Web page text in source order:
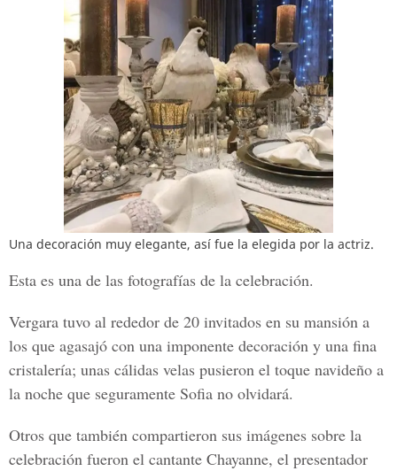
Una decoración muy elegante, así fue la elegida por la actriz.
Esta es una de las fotografías de la celebración.
Vergara tuvo al rededor de 20 invitados en su mansión a
los que agasajó con una imponente decoración y una fina
cristalería; unas cálidas velas pusieron el toque navideño a
la noche que seguramente Sofia no olvidará.
Otros que también compartieron sus imágenes sobre la
celebración fueron el cantante Chayanne, el presentador